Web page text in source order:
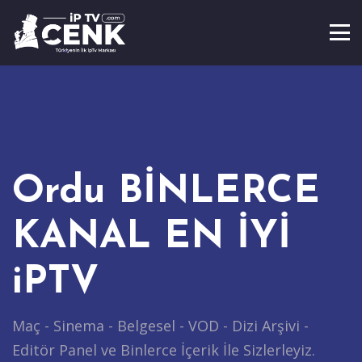
Ordu BİNLERCE
KANAL EN İYİ
iPTV
Maç - Sinema - Belgesel - VOD - Dizi Arşivi -
Editör Panel ve Binlerce İçerik İle Sizlerleyiz.